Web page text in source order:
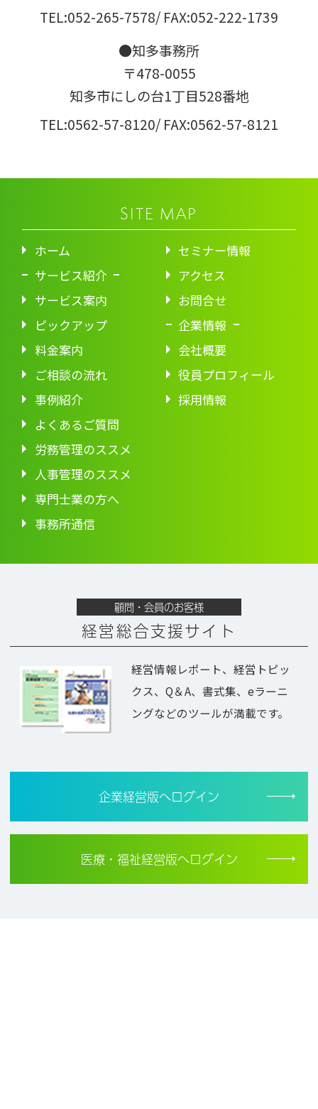
TEL:052-265-7578/ FAX:052-222-1739
●知多事務所
〒478-0055
知多市にしの台1丁目528番地
TEL:0562-57-8120/ FAX:0562-57-8121
SITE MAP
ホーム
サービス紹介
サービス案内
ピックアップ
料金案内
ご相談の流れ
事例紹介
よくあるご質問
労務管理のススメ
人事管理のススメ
専門士業の方へ
事務所通信
セミナー情報
アクセス
お問合せ
企業情報
会社概要
役員プロフィール
採用情報
顧問・会員のお客様
経営総合支援サイト
経営情報レポート、経営トピッ
クス、Q＆A、書式集、eラーニ
ングなどのツールが満載です。
企業経営版へログイン
医療・福祉経営版へログイン